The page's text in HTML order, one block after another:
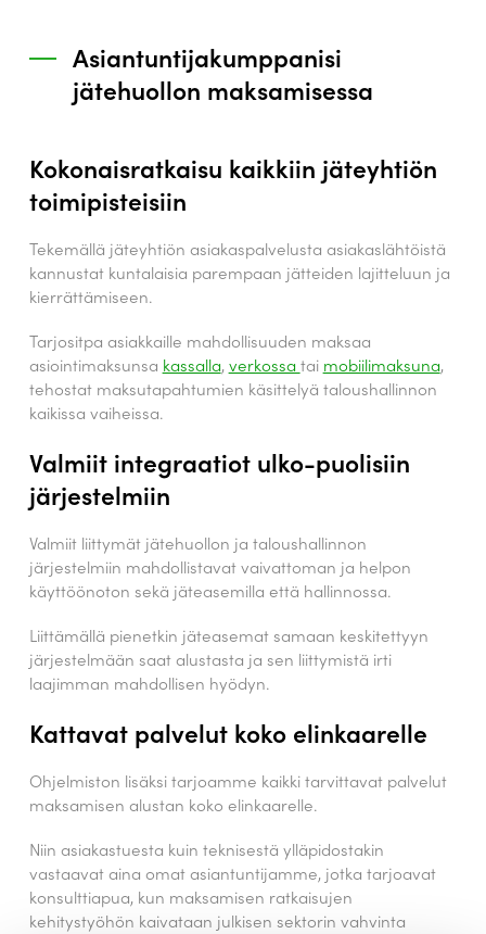
Asiantuntijakumppanisi
jätehuollon maksamisessa
Kokonaisratkaisu kaikkiin jäteyhtiön
toimipisteisiin
Tekemällä jäteyhtiön asiakaspalvelusta asiakaslähtöistä
kannustat kuntalaisia parempaan jätteiden lajitteluun ja
kierrättämiseen.
Tarjositpa asiakkaille mahdollisuuden maksaa
asiointimaksunsa kassalla,verkossatai mobiilimaksuna,
tehostat maksutapahtumien käsittelyä taloushallinnon
kaikissa vaiheissa.
Valmiit integraatiot ulko-puolisiin
järjestelmiin
Valmiit liittymät jätehuollon ja taloushallinnon
järjestelmiin mahdollistavat vaivattoman ja helpon
käyttöönoton sekä jäteasemilla että hallinnossa.
Liittämällä pienetkin jäteasemat samaan keskitettyyn
järjestelmään saat alustasta ja sen liittymistä irti
laajimman mahdollisen hyödyn.
Kattavat palvelut koko elinkaarelle
Ohjelmiston lisäksi tarjoamme kaikki tarvittavat palvelut
maksamisen alustan koko elinkaarelle.
Niin asiakastuesta kuin teknisestä ylläpidostakin
vastaavat aina omat asiantuntijamme, jotka tarjoavat
konsulttiapua, kun maksamisen ratkaisujen
kehitystyöhön kaivataan julkisen sektorin vahvinta